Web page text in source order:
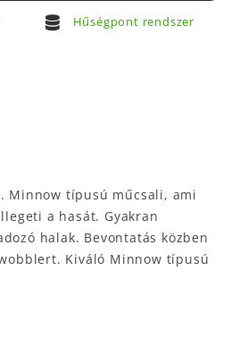
Hűségpont rendszer
Minnow típusú műcsali, ami
a hasát. Gyakran
halak. Bevontatás közben
Kiváló Minnow típusú